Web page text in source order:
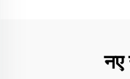
नए